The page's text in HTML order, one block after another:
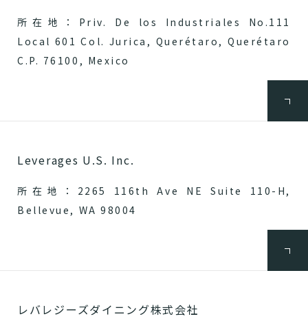
所在地：Priv. De los Industriales No.111
Local 601 Col. Jurica, Querétaro, Querétaro
C.P. 76100, Mexico
Leverages U.S. Inc.
所在地：2265 116th Ave NE Suite 110-H,
Bellevue, WA 98004
レバレジーズダイニング株式会社